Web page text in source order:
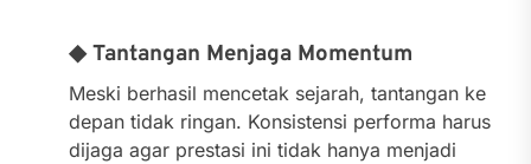
◆ Tantangan Menjaga Momentum
Meski berhasil mencetak sejarah, tantangan ke
depan tidak ringan. Konsistensi performa harus
dijaga agar prestasi ini tidak hanya menjadi